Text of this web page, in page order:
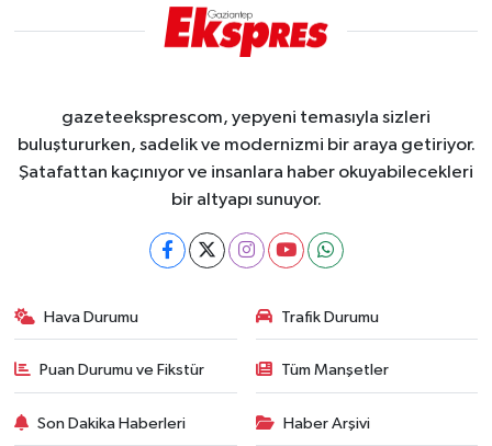
gazeteeksprescom, yepyeni temasıyla sizleri
buluştururken, sadelik ve modernizmi bir araya getiriyor.
Şatafattan kaçınıyor ve insanlara haber okuyabilecekleri
bir altyapı sunuyor.
Hava Durumu Trafik Durumu
Puan Durumu ve Fikstür Tüm Manşetler
Son Dakika Haberleri Haber Arşivi